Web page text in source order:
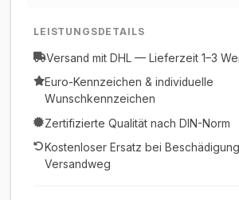
LEISTUNGSDETAILS
Versand mit DHL — Lieferzeit 1–3
Euro-Kennzeichen & individuelle
Wunschkennzeichen
Zertifizierte Qualität nach DIN-Norm
Kostenloser Ersatz bei
Versandweg